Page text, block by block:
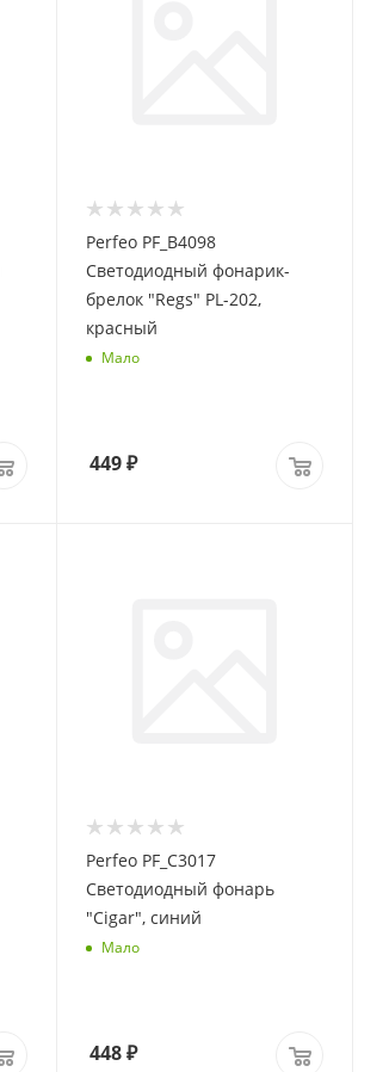
Perfeo PF_B4098
Светодиодный фонарик-
брелок "Regs" PL-202,
красный
Мало
449₽
Perfeo PF_C3017
Светодиодный фонарь
"Cigar", синий
Мало
448₽